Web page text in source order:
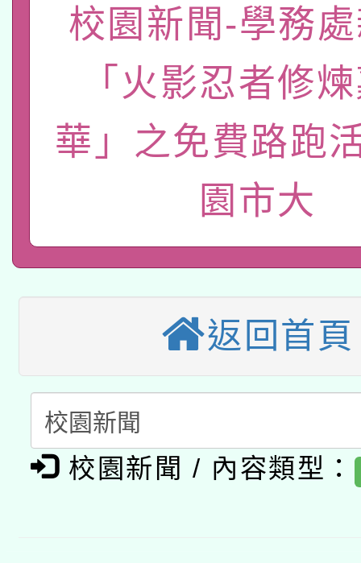
國立臺灣師範大學辦
年度健康促進學校輔導
函轉國家教育研究院
原住民族教育政策研討
族教育國際趨勢與發展
轉知教育部國民及學前
新北市政府教育局辦
師專業成長研習實施計
方素養工作坊新北場」
函轉國立臺灣師範大學
族語言臺北學習中心
「族語學習班」招生簡
轉知有關國立成功大學
文教學共融平台-教案
件」活動簡章
教育部國民及學前教
年度COVID-19疫苗接
接種對象擴大為「滿6
接種之民眾」措施，
月28日止
轉知經濟部水利署委託
業技術研究院辦理「
115年8月22日(星期六
桃園市孔廟祈福系列
開 智慧啟航」
2026年桃園地景藝術
「2026桃園藝術巡演
關事宜
轉知教育部國民及學前
國立臺灣師範大學辦理
年度健康促進學校輔導
函轉國家教育研究院中
原住民族教育政策研討
轉知教育部國民及學前
校園新聞-學務
「火影忍者修
華」之免費路跑
園市大
返回首頁
校園新聞 / 內容類型：